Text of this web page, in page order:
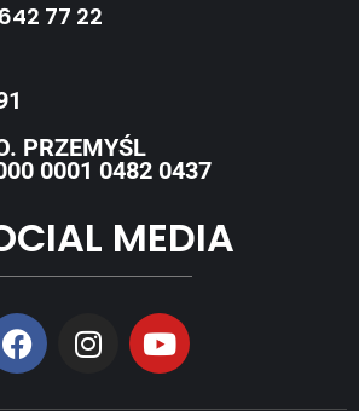
77 22
PRZEMYŚL
0001 0482 0437
MEDIA